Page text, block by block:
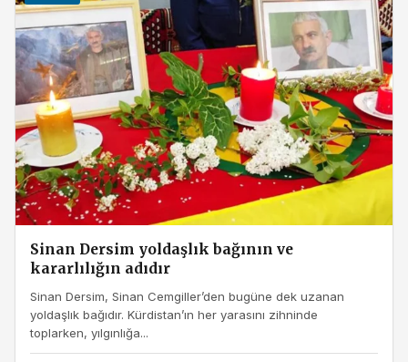
Sinan Dersim yoldaşlık bağının ve
kararlılığın adıdır
Sinan Dersim, Sinan Cemgiller’den bugüne dek uzanan
yoldaşlık bağıdır. Kürdistan’ın her yarasını zihninde
toplarken, yılgınlığa...